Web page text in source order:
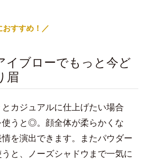
おすすめ！／
イブローでもっと今ど
眉
カジュアルに仕上げたい場合
使うと◎。顔全体が柔らかくな
を演出できます。またパウダー
と、ノーズシャドウまで一気に